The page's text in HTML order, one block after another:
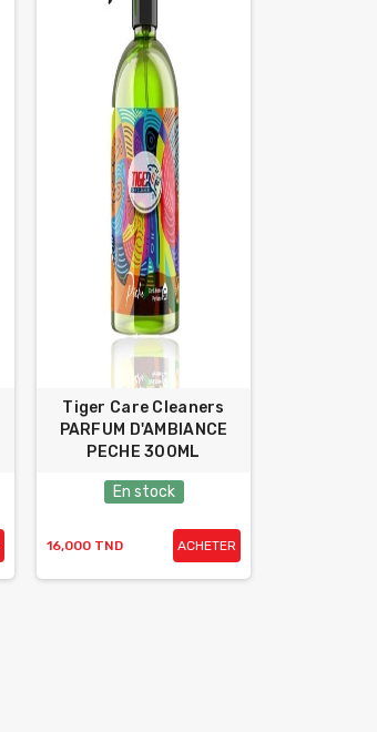
Tiger Care Cleaners
PARFUM D'AMBIANCE
PECHE 300ML
En stock
16,000 TND ACHETER